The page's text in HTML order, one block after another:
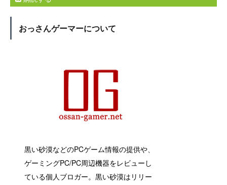
おっさんゲーマーについて
黒い砂漠などのPCゲーム情報の提供や、
ゲーミングPC/PC周辺機器をレビューし
ている個人ブロガー。黒い砂漠はリリー